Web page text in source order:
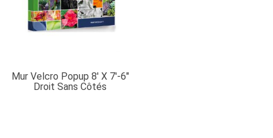
Mur Velcro Popup 8′ X 7′-6″
Droit Sans Côtés